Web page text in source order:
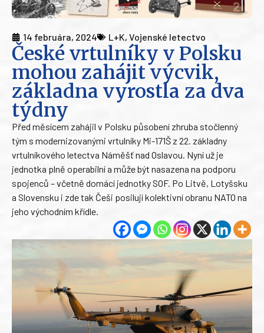
14 februára, 2024 L+K, Vojenské letectvo
České vrtulníky v Polsku
mohou zahájit výcvik,
základna vyrostla za dva
týdny
Před měsícem zahájil v Polsku působení zhruba stočlenný
tým s modernizovanými vrtulníky Mi-171Š z 22. základny
vrtulníkového letectva Náměšť nad Oslavou. Nyní už je
jednotka plně operabilní a může být nasazena na podporu
spojenců – včetně domácí jednotky SOF. Po Litvě, Lotyšsku
a Slovensku i zde tak Češi posilují kolektivní obranu NATO na
jeho východním křídle.